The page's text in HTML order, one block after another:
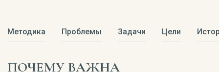
Методика Проблемы Задачи Цели
ПОЧЕМУ ВАЖНА